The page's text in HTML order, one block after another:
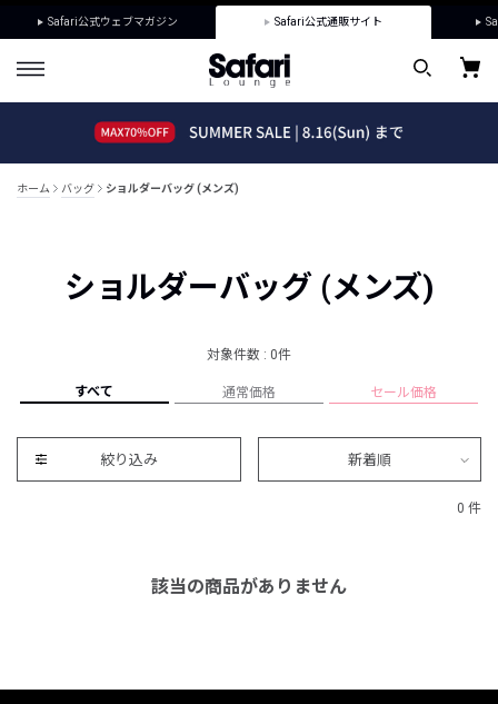
Safari公式ウェブマガジン Safari公式通販サイト
ホーム バッグ ショルダーバッグ (メンズ)
ショルダーバッグ (メンズ)
対象件数 : 0件
すべて 通常価格 セール価格
絞り込み 新着順
0 件
該当の商品がありません